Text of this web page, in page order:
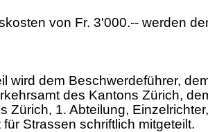
von Fr. 3'000.-- werden
wird dem Beschwerdeführer,
des Kantons Zürich,
Zürich, 1. Abteilung,
Strassen schriftlich mitgeteilt.